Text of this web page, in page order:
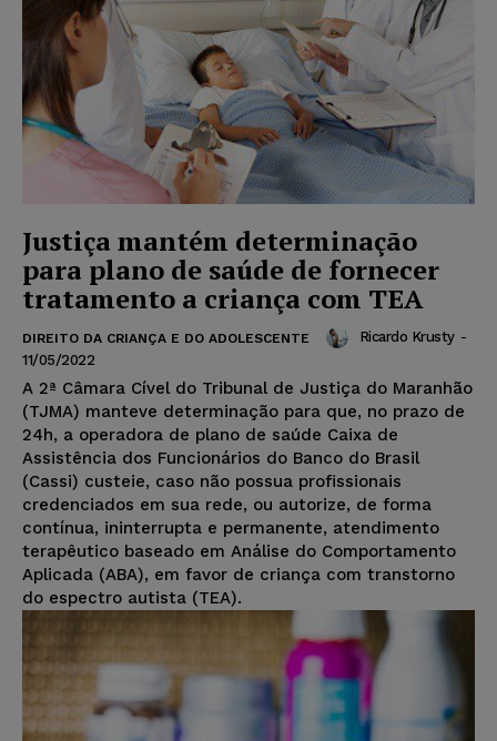
Justiça mantém determinação
para plano de saúde de fornecer
tratamento a criança com TEA
DIREITO DA CRIANÇA E DO ADOLESCENTE Ricardo Krusty -
11/05/2022
A 2ª Câmara Cível do Tribunal de Justiça do Maranhão
(TJMA) manteve determinação para que, no prazo de
24h, a operadora de plano de saúde Caixa de
Assistência dos Funcionários do Banco do Brasil
(Cassi) custeie, caso não possua profissionais
credenciados em sua rede, ou autorize, de forma
contínua, ininterrupta e permanente, atendimento
terapêutico baseado em Análise do Comportamento
Aplicada (ABA), em favor de criança com transtorno
do espectro autista (TEA).